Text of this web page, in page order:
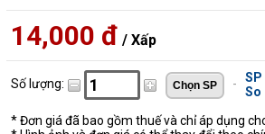
14,000 đ / Xấp
Số lượng: - SP
So
* Đơn giá đã bao gồm thuế và chỉ áp dụng